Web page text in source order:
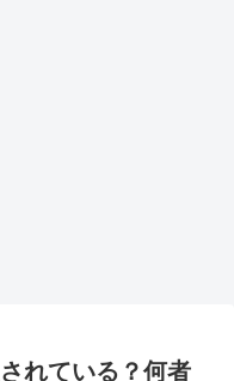
れている？何者